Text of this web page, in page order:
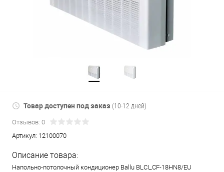
Товар доступен под заказ (10-12 дней)
Отзывов: 0
Артикул: 12100070
Описание товара:
Напольно-потолочный кондиционер Ballu BLCI_CF-18HN8/EU